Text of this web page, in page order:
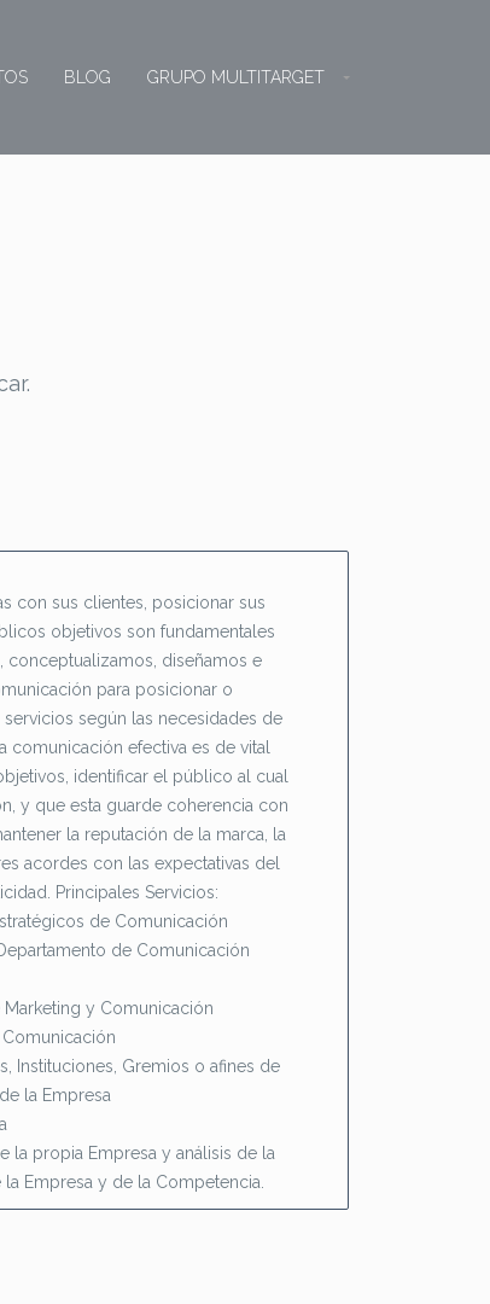
BLOG GRUPO MULTITARGET
con sus clientes, posicionar sus
objetivos son fundamentales
conceptualizamos, diseñamos e
para posicionar o
según las necesidades de
comunicación efectiva es de vital
identificar el público al cual
y que esta guarde coherencia con
la reputación de la marca, la
acordes con las expectativas del
Principales Servicios:
de Comunicación
de Comunicación
y Comunicación
Instituciones, Gremios o afines de
la Empresa
la propia Empresa y análisis de la
Empresa y de la Competencia.